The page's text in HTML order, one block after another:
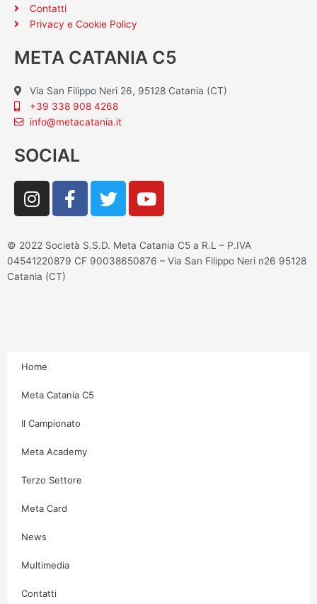
Contatti
Privacy e Cookie Policy
META CATANIA C5
Via San Filippo Neri 26, 95128 Catania (CT)
+39 338 908 4268
info@metacatania.it
SOCIAL
I
n
t
a
g
F
a
e
b
T
w
t
t
Y
o
t
u
© 2022 Società S.S.D. Meta Catania C5 a R.L – P.IVA
04541220879 CF 90038650876 – Via San Filippo Neri n26 95128
Catania (CT)
Home
Meta Catania C5
Il Campionato
Meta Academy
Terzo Settore
Meta Card
News
Multimedia
Contatti